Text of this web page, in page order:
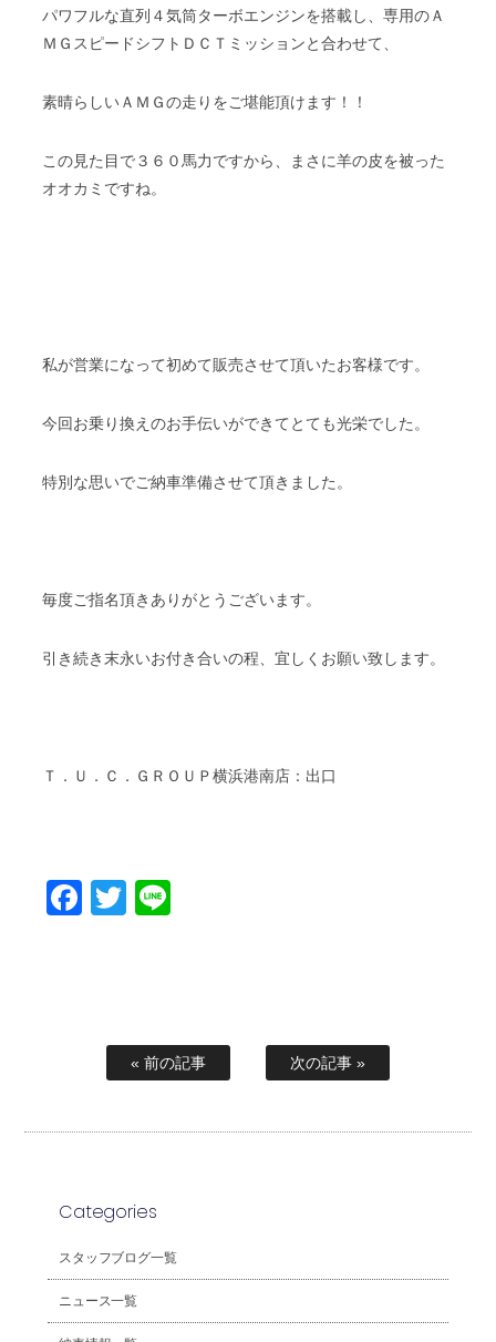
パワフルな直列４気筒ターボエンジンを搭載し、専用のＡ
ＭＧスピードシフトＤＣＴミッションと合わせて、
素晴らしいＡＭＧの走りをご堪能頂けます！！
この見た目で３６０馬力ですから、まさに羊の皮を被った
オオカミですね。
私が営業になって初めて販売させて頂いたお客様です。
今回お乗り換えのお手伝いができてとても光栄でした。
特別な思いでご納車準備させて頂きました。
毎度ご指名頂きありがとうございます。
引き続き末永いお付き合いの程、宜しくお願い致します。
Ｔ．Ｕ．Ｃ．ＧＲＯＵＰ横浜港南店：出口
Facebook
Twitter
« 前の記事 次の記事 »
Categories
スタッフブログ一覧
ニュース一覧